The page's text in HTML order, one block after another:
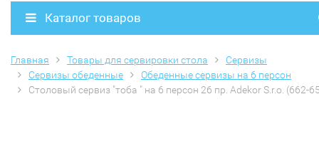
Каталог товаров
Главная Товары для сервировки стола
Сервизы
Сервизы обеденные
Обеденные сервизы на 6 персон
Столовый сервиз "тоба " на 6 персон 26 пр. Adekor S.r.o. (662-